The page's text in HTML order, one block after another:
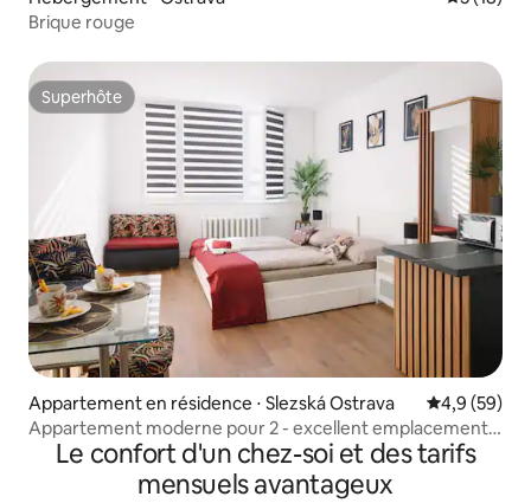
Brique rouge
Superhôte
Superhôte
Appartement en résidence ⋅ Slezská Ostrava Évaluation
4,9 (59)
Appartement moderne pour 2 - excellent emplacement
et confort
Le confort d'un chez-soi et des tarifs
mensuels avantageux